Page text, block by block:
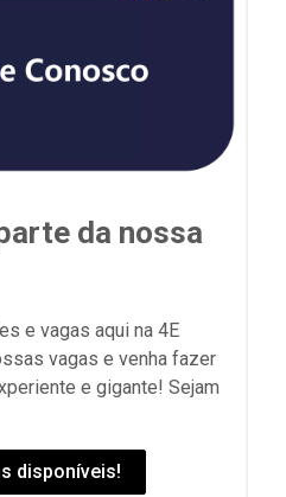
da nossa
e vagas aqui na 4E
vagas e venha fazer
e gigante! Sejam
disponíveis!